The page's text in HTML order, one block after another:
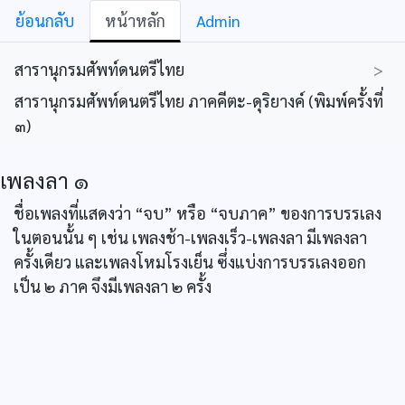
ย้อนกลับ หน้าหลัก Admin
สารานุกรมศัพท์ดนตรีไทย
>
สารานุกรมศัพท์ดนตรีไทย ภาคคีตะ-ดุริยางค์ (พิมพ์ครั้งที่
๓)
เพลงลา ๑
ชื่อเพลงที่แสดงว่า “จบ” หรือ “จบภาค” ของการบรรเลง
ในตอนนั้น ๆ เช่น เพลงช้า-เพลงเร็ว-เพลงลา มีเพลงลา
ครั้งเดียว และเพลงโหมโรงเย็น ซึ่งแบ่งการบรรเลงออก
เป็น ๒ ภาค จึงมีเพลงลา ๒ ครั้ง